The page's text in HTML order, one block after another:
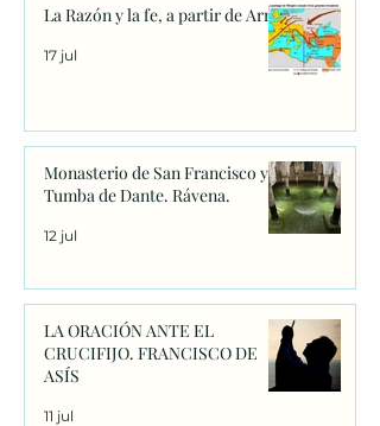
La Razón y la fe, a partir de Arrio
17 jul
Monasterio de San Francisco y
Tumba de Dante. Rávena.
12 jul
LA ORACIÓN ANTE EL
CRUCIFIJO. FRANCISCO DE
ASÍS
11 jul